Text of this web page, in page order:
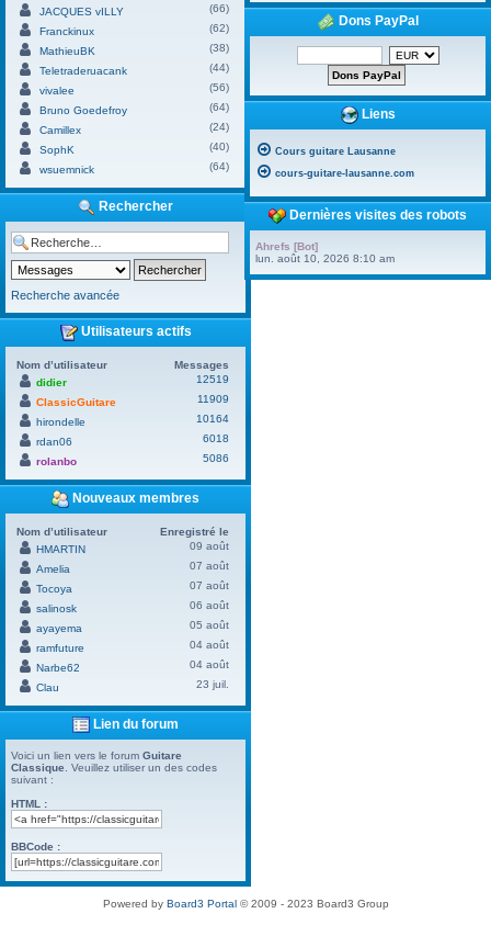
JACQUES vILLY
(66)
Franckinux
(62)
MathieuBK
(38)
Teletraderuacank
(44)
vivalee
(56)
Bruno Goedefroy
(64)
Camillex
(24)
SophK
(40)
wsuemnick
(64)
Rechercher
Recherche avancée
Utilisateurs actifs
Nom d’utilisateur
Messages
didier
12519
ClassicGuitare
11909
hirondelle
10164
rdan06
6018
rolanbo
5086
Nouveaux membres
Nom d’utilisateur
Enregistré le
HMARTIN
09 août
Amelia
07 août
Tocoya
07 août
salinosk
06 août
ayayema
05 août
ramfuture
04 août
Narbe62
04 août
Clau
23 juil.
Lien du forum
Voici un lien vers le forum Guitare
Classique . Veuillez utiliser un des codes
suivant :
HTML :
BBCode :
Dons PayPal
Liens
Cours guitare Lausanne
cours-guitare-lausanne.com
Dernières visites des robots
Ahrefs [Bot]
lun. août 10, 2026 8:10 am
Powered by Board3 Portal© 2009 - 2023 Board3 Group